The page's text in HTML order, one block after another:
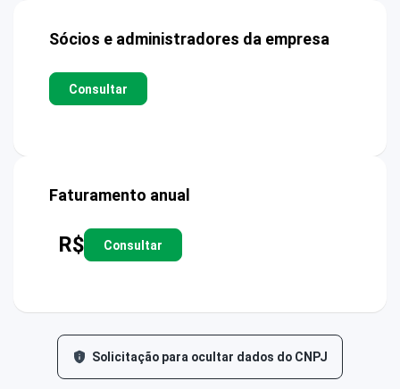
Sócios e administradores da empresa
Consultar
Faturamento anual
R$ Consultar
Solicitação para ocultar dados do CNPJ